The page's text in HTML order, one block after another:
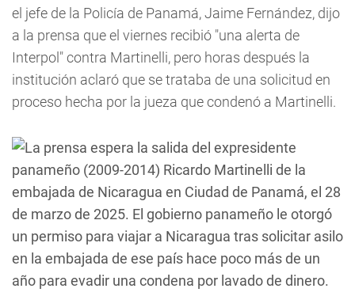
el jefe de la Policía de Panamá, Jaime Fernández, dijo
a la prensa que el viernes recibió "una alerta de
Interpol" contra Martinelli, pero horas después la
institución aclaró que se trataba de una solicitud en
proceso hecha por la jueza que condenó a Martinelli.